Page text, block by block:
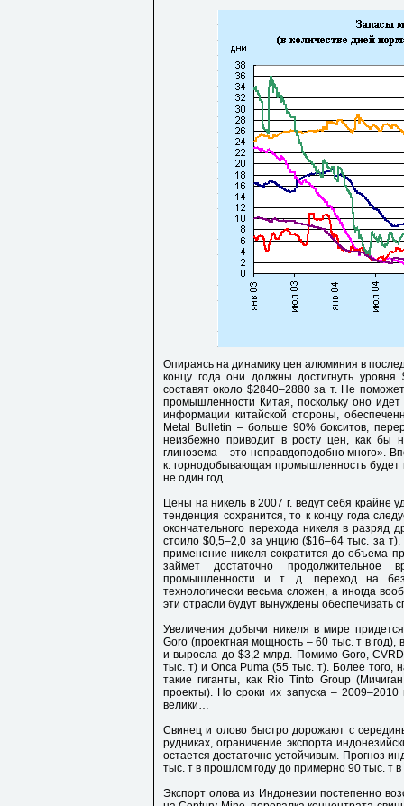
Опираясь на динамику цен алюминия в
концу года они должны достигнуть
составят около $2840–2880 за т. Не
промышленности Китая, поскольку оно
информации китайской стороны,
Metal Bulletin – больше 90% бокситов,
неизбежно приводит в росту цен, как бы
глинозема – это неправдоподобно много».
к. горнодобывающая промышленность
не один год.
Цены на никель в 2007 г. ведут себя крайне
тенденция сохранится, то к концу года
окончательного перехода никеля в разряд
стоило $0,5–2,0 за унцию ($16–64 тыс. за
применение никеля сократится до объема
займет достаточно продолжительное
промышленности и т. д. переход на
технологически весьма сложен, а иногда
эти отрасли будут вынуждены обеспечивать
Увеличения добычи никеля в мире
Goro (проектная мощность – 60 тыс. т в год),
и выросла до $3,2 млрд. Помимо Goro, CVRD
тыс. т) и Onca Puma (55 тыс. т). Более того,
такие гиганты, как Rio Tinto Group
проекты). Но сроки их запуска –
велики…
Свинец и олово быстро дорожают с
рудниках, ограничение экспорта
остается достаточно устойчивым. Прогноз
тыс. т в прошлом году до примерно 90 тыс. т в
Экспорт олова из Индонезии постепенно